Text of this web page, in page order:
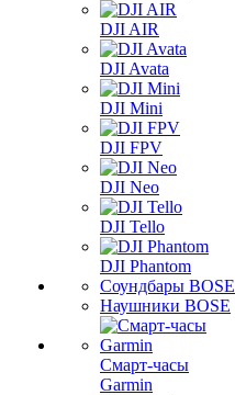
DJI AIR
DJI Avata
DJI Mini
DJI FPV
DJI Neo
DJI Tello
DJI Phantom
Соундбары BOSE
Наушники BOSE
Смарт-часы
Garmin